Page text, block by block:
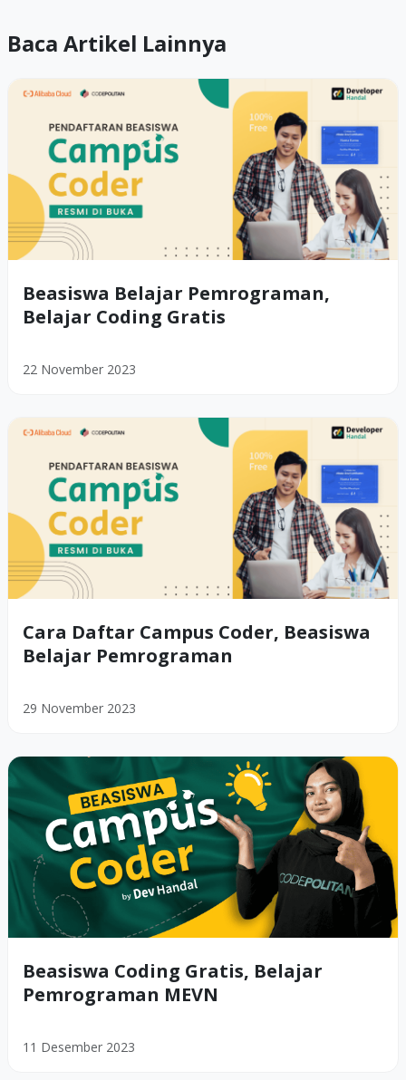
Baca Artikel Lainnya
Beasiswa Belajar Pemrograman,
Belajar Coding Gratis
22 November 2023
Cara Daftar Campus Coder, Beasiswa
Belajar Pemrograman
29 November 2023
Beasiswa Coding Gratis, Belajar
Pemrograman MEVN
11 Desember 2023